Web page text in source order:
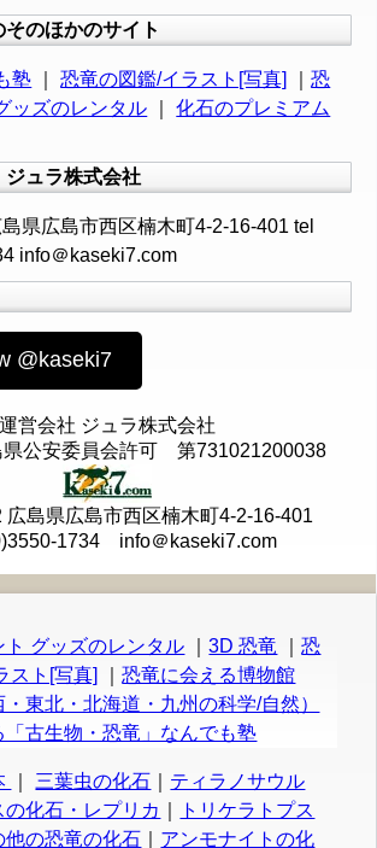
のほかのサイト
塾 ｜恐竜の図鑑/イラスト[写真] ｜恐
ッズのレンタル ｜化石のプレミアム
ュラ株式会社
県広島市西区楠木町4-2-16-401 tel
info＠kaseki7.com
@kaseki7
運営会社 ジュラ株式会社
公安委員会許可 第731021200038
広島県広島市西区楠木町4-2-16-401
1734 info＠kaseki7.com
ト グッズのレンタル ｜3D 恐竜 ｜恐
スト[写真]
｜恐竜に会える博物館
・東北・北海道・九州の科学/自然）
「古生物・恐竜」なんでも塾
三葉虫の化石
ティラノサウル
の化石・レプリカ
トリケラトプス
他の恐竜の化石
アンモナイトの化